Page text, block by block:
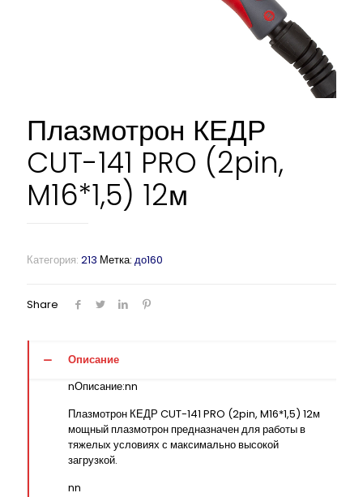
Плазмотрон КЕДР
CUT-141 PRO (2pin,
M16*1,5) 12м
Категория: 213 Метка: до160
Share
Описание
nОписание:nn
Плазмотрон КЕДР CUT-141 PRO (2pin, M16*1,5) 12м
мощный плазмотрон предназначен для работы в
тяжелых условиях с максимально высокой
загрузкой.
nn